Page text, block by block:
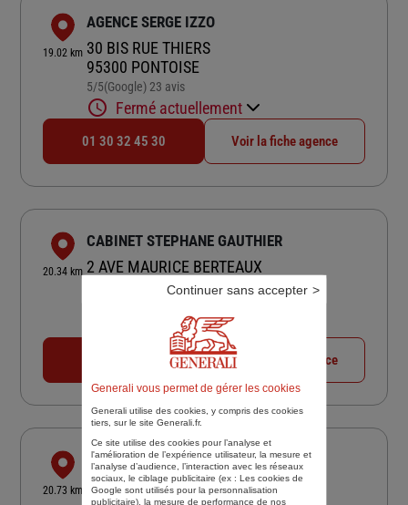
19.02 km
AGENCE SERGE IZZO
30 BIS RUE THIERS
95300 PONTOISE
5/5Note de 5 sur 5
(Google) 23 avis
Fermé actuellement
01 30 32 45 30 Voir la fiche agence
20.34 km
CABINET STEPHANE GAUTHIER
2 AVE MAURICE BERTEAUX
78570 ANDRESY
Fermé actuellement
Voir la fiche agence
20.73 km
BOURG LA REINE
39 AVENUE GENERAL LECLERC
Generali vous permet de gérer les cookies
Generali utilise des cookies, y compris des cookies
tiers, sur le site Generali.fr.
Ce site utilise des cookies pour l’analyse et
l'amélioration de l’expérience utilisateur, la mesure et
l’analyse d’audience, l’interaction avec les réseaux
sociaux, le ciblage publicitaire (ex : Les cookies de
Google sont utilisés pour la personnalisation
publicitaire), la mesure de performance de nos
Continuer sans accepter